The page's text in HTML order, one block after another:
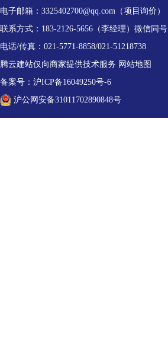
电子邮箱：3325402700@qq.com（项目询价）
联系方式：183-2126-5656（李经理）微信同号
电话/传真：021-5771-8858/021-51218738
腾云建站仅向商家提供技术服务 网站地图
备案号： 沪ICP备16049250号-6
沪公网安备31011702890848号